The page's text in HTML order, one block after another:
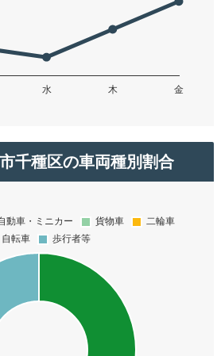
千種区の車両種別割合